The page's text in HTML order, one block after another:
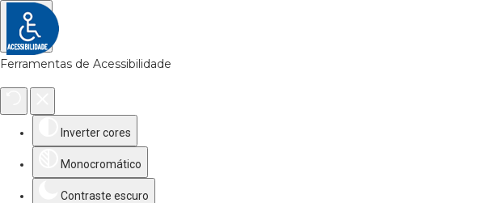
Ferramentas de Acessibilidade
Inverter cores
Monocromático
Contraste escuro